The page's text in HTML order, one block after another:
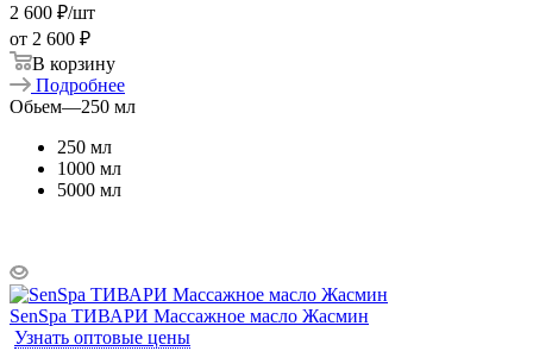
2 600 ₽/шт
от 2 600 ₽
В корзину
Подробнее
Обьем—250 мл
250 мл
1000 мл
5000 мл
SenSpa ТИВАРИ Массажное масло Жасмин
Узнать оптовые цены